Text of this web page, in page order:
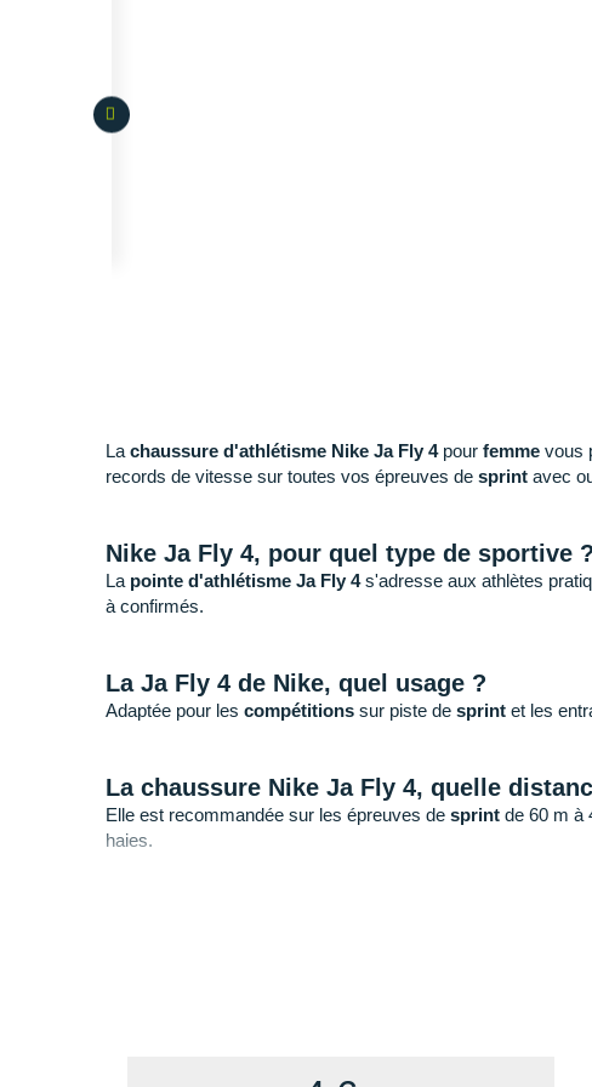
La chaussure d'athlétisme Nike Ja Fly 4pour femme vous
records de vitesse sur toutes vos épreuves de sprint avec
Nike Ja Fly 4, pour quel type de sportive ?
La pointe d'athlétisme Ja Fly 4s'adresse aux athlètes
à confirmés.
La Ja Fly 4 de Nike, quel usage ?
Adaptée pour les compétitions sur piste de sprint et les
La chaussure Nike Ja Fly 4, quelle
Elle est recommandée sur les épreuves de sprint de 60 m à
haies.
- La pointe Zoom Ja Fly 4 n'est pas destinée aux longues